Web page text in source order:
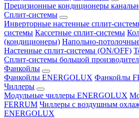
Прецизионные кондиционеры
Сплит-системы
Инверторные настенные сплит-
системы Кассетные сплит-системы
(кондиционеры) Напольно-
Настенные сплит-системы (ON/OFF)
Сплит-системы большой
Фанкойлы
Фанкойлы ENERGOLUX Фанкойлы
Чиллеры
Модульные чиллеры ENERGOLUX
FERRUM Чиллеры с воздушным
ENERGOLUX